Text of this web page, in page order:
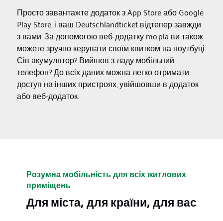
Просто завантажте додаток з App Store або Google
Play Store, і ваш Deutschlandticket відтепер завжди
з вами. За допомогою веб-додатку mo.pla ви також
можете зручно керувати своїм квитком на ноутбуці.
Сів акумулятор? Вийшов з ладу мобільний
телефон? До всіх даних можна легко отримати
доступ на інших пристроях, увійшовши в додаток
або веб-додаток.
Розумна мобільність для всіх житлових
приміщень
Для міста, для країни, для вас